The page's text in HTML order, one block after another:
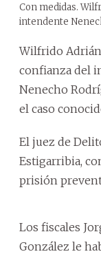
Con medidas.
intendente
Wilfrido Adrián
confianza del
Nenecho
el caso
El juez de
Estigarribia,
prisión
Los fiscales
González le